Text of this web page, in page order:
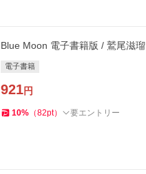
Blue Moon 電子書籍版 / 鷲尾滋瑠
電子書籍
921円
10% （82pt） 要エントリー